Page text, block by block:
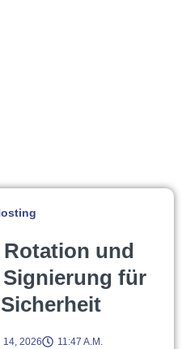
Rotation und
für
14, 2026 11:47 A.m.